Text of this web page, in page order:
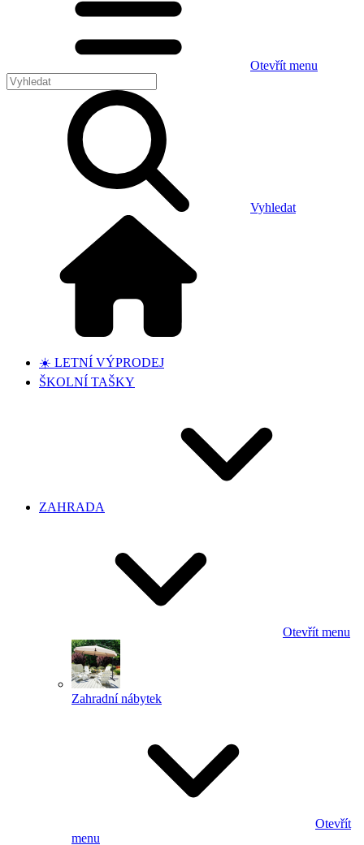
Otevřít menu
Vyhledat
☀️ LETNÍ VÝPRODEJ
ŠKOLNÍ TAŠKY
ZAHRADA
Otevřít menu
Zahradní nábytek
Otevřít
menu